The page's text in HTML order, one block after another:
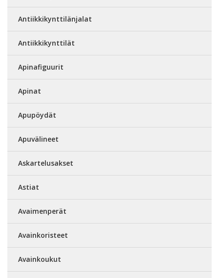
Antiikkikynttilänjalat
Antiikkikynttilät
Apinafiguurit
Apinat
Apupöydät
Apuvälineet
Askartelusakset
Astiat
Avaimenperät
Avainkoristeet
Avainkoukut